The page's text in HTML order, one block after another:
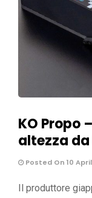
KO Propo
altezza
Posted On 10
Il produttore